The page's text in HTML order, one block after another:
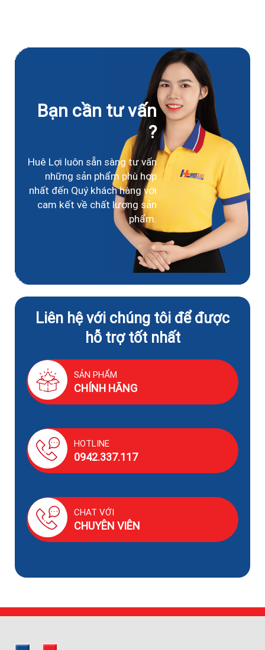
Bạn cần tư vấn
?
Huê Lợi luôn sẵn sàng tư vấn
những sản phẩm phù hợp
nhất đến Quý khách hàng với
cam kết về chất lượng sản
phẩm.
Liên hệ với chúng tôi để được
hỗ trợ tốt nhất
SẢN PHẨM
CHÍNH HÃNG
HOTLINE
0942.337.117
CHAT VỚI
CHUYÊN VIÊN